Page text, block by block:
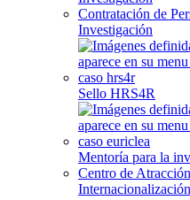
Contratación de
Investigación
Sello HRS4R
Mentoría para la
Centro de